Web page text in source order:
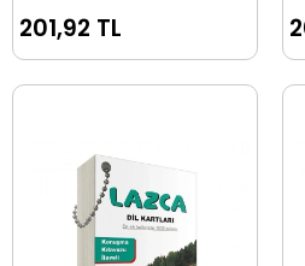
201,92 TL